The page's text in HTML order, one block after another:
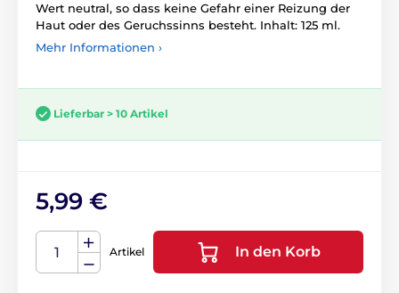
Wert neutral, so dass keine Gefahr einer Reizung der
Haut oder des Geruchssinns besteht. Inhalt: 125 ml.
Mehr Informationen ›
Lieferbar > 10 Artikel
5,99 €
Artikel In den Korb